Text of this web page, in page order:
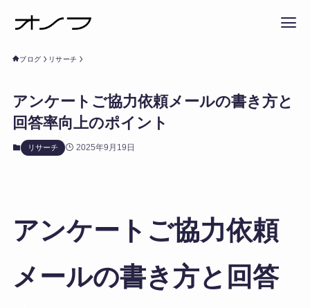
ブログ リサーチ
アンケートご協力依頼メールの書き方と
回答率向上のポイント
リサーチ 2025年9月19日
アンケートご協力依頼
メールの書き方と回答